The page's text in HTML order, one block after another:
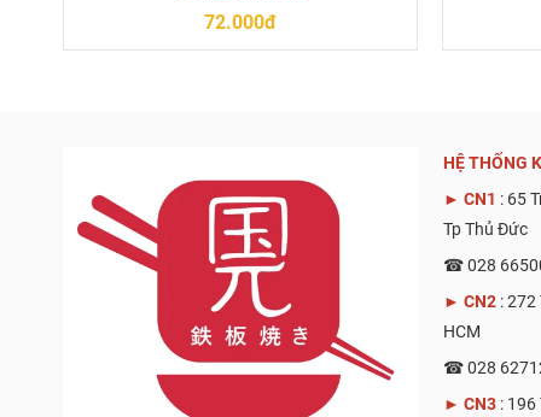
72.000đ
HỆ THỐNG
► CN1 : 65
Tp Thủ Đức
☎ 028
► CN2 : 272
HCM
☎ 028
► CN3 :